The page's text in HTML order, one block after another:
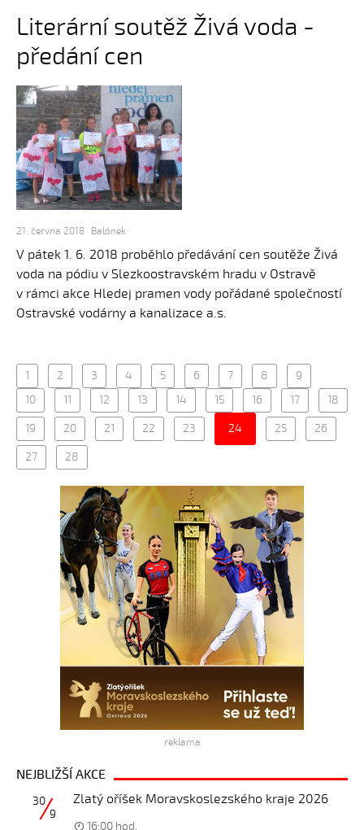
Literární soutěž Živá voda -
předání cen
21. června 2018 Balónek
V pátek 1. 6. 2018 proběhlo předávání cen soutěže Živá
voda na pódiu v Slezkoostravském hradu v Ostravě
v rámci akce Hledej pramen vody pořádané společností
Ostravské vodárny a kanalizace a.s.
1 2 3 4 5 6 7 8
9
10
11 12 13 14 15 16 17 18
19 20 21 22 23 24 25 26
27 28
reklama
NEJBLIŽŠÍ AKCE
Zlatý oříšek Moravskoslezského kraje 2026
30
9
16:00 hod.